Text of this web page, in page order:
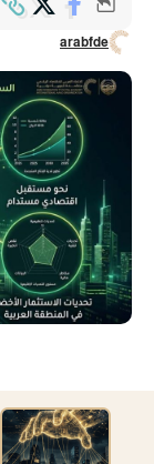
arabfde